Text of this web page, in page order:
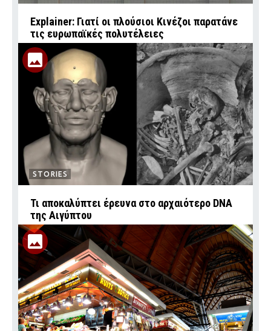
Explainer: Γιατί οι πλούσιοι Κινέζοι παρατάνε
τις ευρωπαϊκές πολυτέλειες
STORIES
Τι αποκαλύπτει έρευνα στο αρχαιότερο DNA
της Αιγύπτου